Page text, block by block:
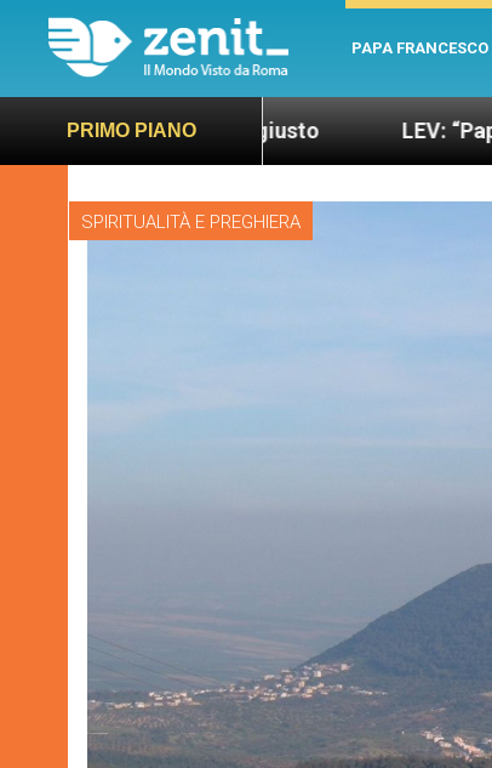
PAPA FRANCESCO
PRIMO PIANO
sano e giusto LEV: “Papa
SPIRITUALITÀ E PREGHIERA